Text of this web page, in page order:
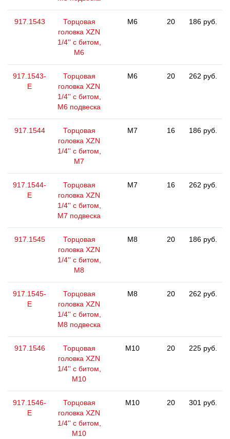
917.1543
Торцовая
головка XZN
1/4'' с битом,
M6
M6 20 186 руб.
917.1543-
E
Торцовая
головка XZN
1/4'' с битом,
M6 подвеска
M6 20 262 руб.
917.1544
Торцовая
головка XZN
1/4'' с битом,
M7
M7 16 186 руб.
917.1544-
E
Торцовая
головка XZN
1/4'' с битом,
M7 подвеска
M7 16 262 руб.
917.1545
Торцовая
головка XZN
1/4'' с битом,
M8
M8 20 186 руб.
917.1545-
E
Торцовая
головка XZN
1/4'' с битом,
M8 подвеска
M8 20 262 руб.
917.1546
Торцовая
головка XZN
1/4'' с битом,
M10
M10 20 225 руб.
917.1546-
E
Торцовая
головка XZN
1/4'' с битом,
M10
M10 20 301 руб.